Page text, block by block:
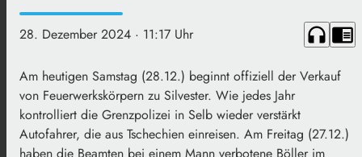
28. Dezember 2024 · 11:17 Uhr headphones chrome_reader_mode
Am heutigen Samstag (28.12.) beginnt offiziell der Verkauf
von Feuerwerkskörpern zu Silvester. Wie jedes Jahr
kontrolliert die Grenzpolizei in Selb wieder verstärkt
Autofahrer, die aus Tschechien einreisen. Am Freitag (27.12.)
haben die Beamten bei einem Mann verbotene Böller im